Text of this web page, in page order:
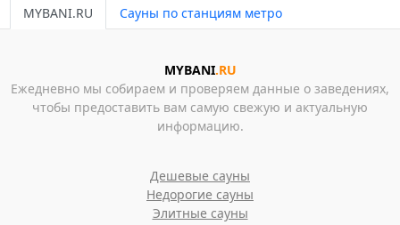
MYBANI.RU Сауны по станциям метро
MYBANI.RU
Ежедневно мы собираем и проверяем данные о заведениях,
чтобы предоставить вам самую свежую и актуальную
информацию.
Дешевые сауны
Недорогие сауны
Элитные сауны